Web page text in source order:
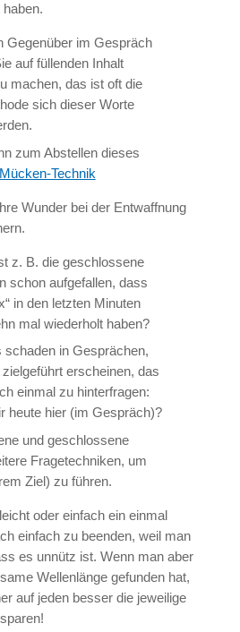
Gegenüber im Gespräch
auf füllenden Inhalt
machen, das ist oft die
sich dieser Worte
zum Abstellen dieses
Mücken-Technik
Wunder bei der Entwaffnung
z. B. die geschlossene
schon aufgefallen, dass
in den letzten Minuten
mal wiederholt haben?
schaden in Gesprächen,
erscheinen, das
einmal zu hinterfragen:
heute hier (im Gespräch)?
und geschlossene
Fragetechniken, um
Ziel) zu führen.
oder einfach ein einmal
einfach zu beenden, weil man
es unnütz ist. Wenn man aber
Wellenlänge gefunden hat,
auf jeden besser die jeweilige